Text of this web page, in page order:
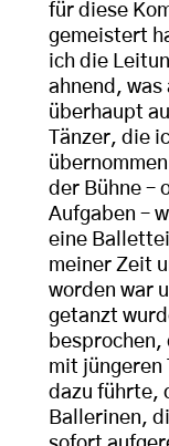
für diese
gemeistert
ich die
ahnend, was
überhaupt
Tänzer, die
der Bühne –
Aufgaben –
eine
meiner Zeit
worden war
getanzt
besprochen,
mit jüngeren
dazu führte,
Ballerinen,